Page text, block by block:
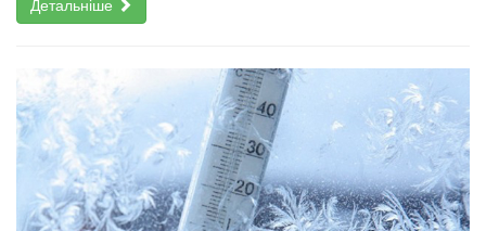
Детальніше